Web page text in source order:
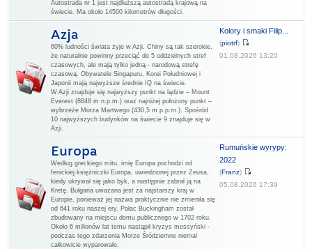
Autostrada nr 1 jest najdłuższą autostradą krajową na
świecie. Ma około 14500 kilometrów długości.
Azja
60% ludności świata żyje w Azji. Chiny są tak szerokie,
że naturalnie powinny przeciąć do 5 oddzielnych stref
czasowych, ale mają tylko jedną - narodową strefę
czasową. Obywatele Singapuru, Korei Południowej i
Japonii mają najwyższe średnie IQ na świecie.
W Azji znajduje się najwyższy punkt na lądzie – Mount
Everest (8848 m n.p.m.) oraz najniżej położony punkt –
wybrzeże Morza Martwego (430,5 m p.p.m.). Spośród
10 najwyższych budynków na świecie 9 znajduje się w
Azji.
Kolory i smaki Filip...
(piotrf)
01.08.2026 13:20
Europa
Według greckiego mitu, imię Europa pochodzi od
fenickiej księżniczki Europa, uwiedzionej przez Zeusa,
kiedy ukrywał się jako byk, a następnie zabrał ją na
Kretę. Bułgaria uważana jest za najstarszy kraj w
Europie, ponieważ jej nazwa praktycznie nie zmieniła się
od 641 roku naszej ery. Pałac Buckingham został
zbudowany na miejscu domu publicznego w 1702 roku.
Około 6 milionów lat temu nastąpił kryzys messyński -
podczas tego zdarzenia Morze Śródziemne niemal
całkowicie wyparowało.
Rumuńskie wyrypy:
2022
(Franz)
05.08.2026 17:39